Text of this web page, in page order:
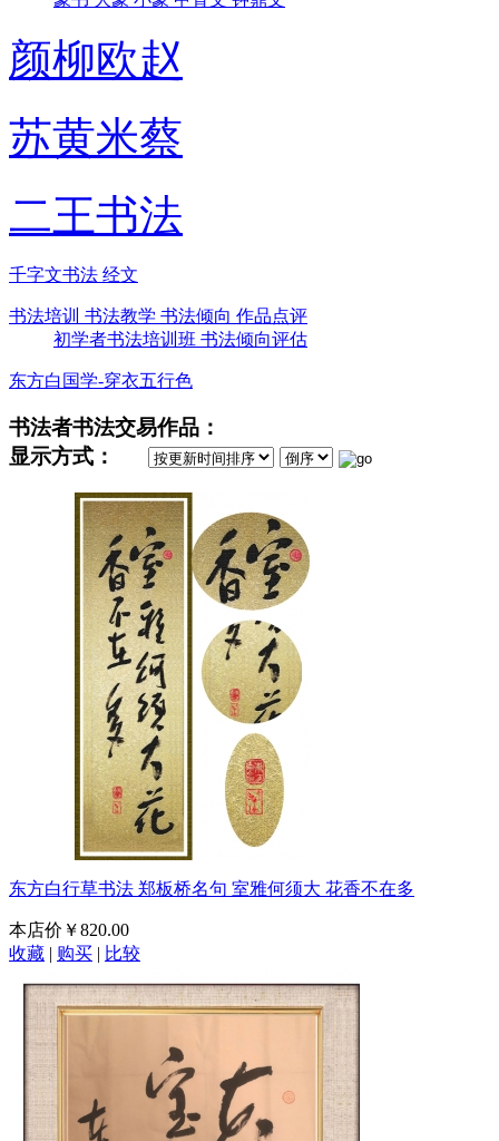
颜柳欧赵
苏黄米蔡
二王书法
千字文书法 经文
书法培训 书法教学 书法倾向 作品点评
初学者书法培训班 书法倾向评估
东方白国学-穿衣五行色
书法者书法交易作品：
显示方式：
东方白行草书法 郑板桥名句 室雅何须大 花香不在多
本店价 ￥820.00
收藏 | 购买 | 比较